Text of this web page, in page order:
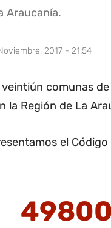
Araucanía.
2017 - 21:54
comunas
la Región de La
el